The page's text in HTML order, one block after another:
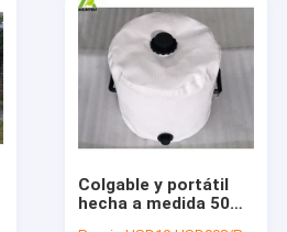
Colgable y portátil
hecha a medida 50